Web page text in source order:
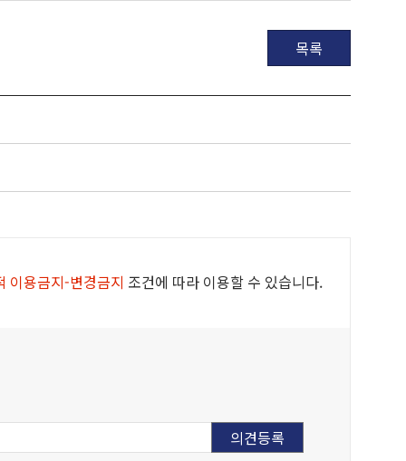
목록
이용금지-변경금지 조건에 따라 이용할 수 있습니다.